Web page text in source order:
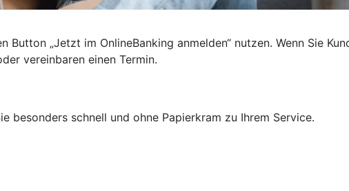
„Jetzt im OnlineBanking anmelden“ nutzen. Wenn Sie
vereinbaren einen Termin.
besonders schnell und ohne Papierkram zu Ihrem Service.